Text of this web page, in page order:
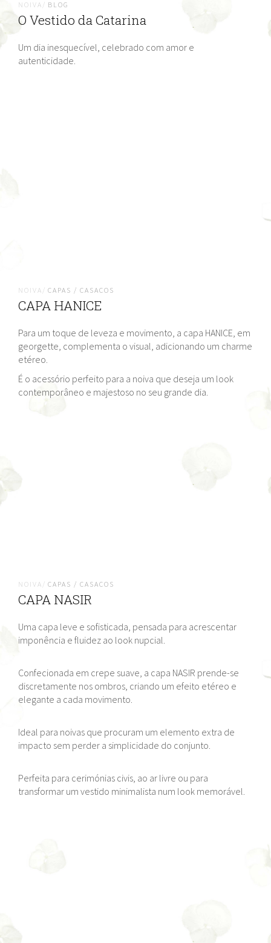
NOIVA/ BLOG
O Vestido da Catarina
Um dia inesquecível, celebrado com amor e
autenticidade.
NOIVA/ CAPAS / CASACOS
CAPA HANICE
Para um toque de leveza e movimento, a capa HANICE, em
georgette, complementa o visual, adicionando um charme
etéreo.
É o acessório perfeito para a noiva que deseja um look
contemporâneo e majestoso no seu grande dia.
NOIVA/ CAPAS / CASACOS
CAPA NASIR
Uma capa leve e sofisticada, pensada para acrescentar
imponência e fluidez ao look nupcial.
Confecionada em crepe suave, a capa NASIR prende-se
discretamente nos ombros, criando um efeito etéreo e
elegante a cada movimento.
Ideal para noivas que procuram um elemento extra de
impacto sem perder a simplicidade do conjunto.
Perfeita para cerimónias civis, ao ar livre ou para
transformar um vestido minimalista num look memorável.